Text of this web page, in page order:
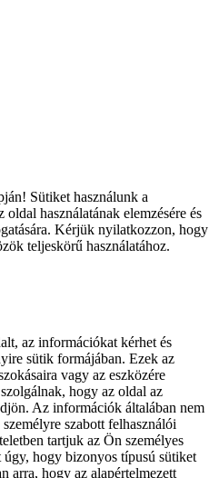
Sütiket használunk a
használatának elemzésére és
Kérjük nyilatkozzon, hogy
teljeskörű használatához.
az információkat kérhet és
sütik formájában. Ezek az
vagy az eszközére
hogy az oldal az
Az információk általában nem
szabott felhasználói
tartjuk az Ön személyes
hogy bizonyos típusú sütiket
arra, hogy az alapértelmezett